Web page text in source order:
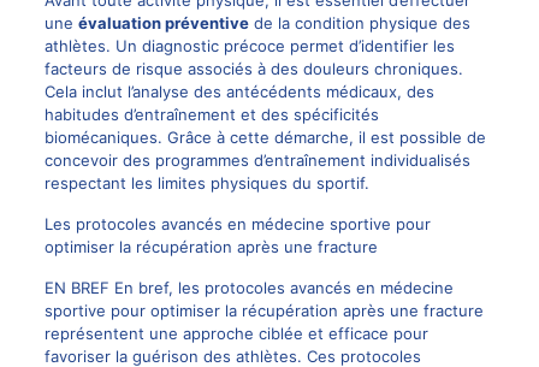
une évaluation préventivede la condition physique des
athlètes. Un diagnostic précoce permet d’identifier les
facteurs de risque associés à des douleurs chroniques.
Cela inclut l’analyse des antécédents médicaux, des
habitudes d’entraînement et des spécificités
biomécaniques. Grâce à cette démarche, il est possible de
concevoir des programmes d’entraînement individualisés
respectant les limites physiques du sportif.
Les protocoles avancés en médecine sportive pour
optimiser la récupération après une fracture
EN BREF En bref, les protocoles avancés en médecine
sportive pour optimiser la récupération après une fracture
représentent une approche ciblée et efficace pour
favoriser la guérison des athlètes. Ces protocoles